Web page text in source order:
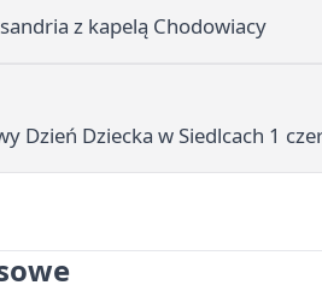
z kapelą Chodowiacy
Dzień Dziecka w Siedlcach 1